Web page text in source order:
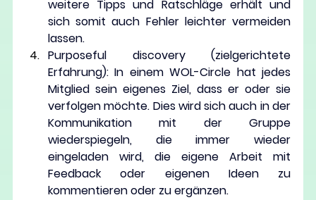
weitere Tipps und Ratschläge erhält und
sich somit auch Fehler leichter vermeiden
lassen.
Purposeful discovery (zielgerichtete
Erfahrung): In einem WOL-Circle hat jedes
Mitglied sein eigenes Ziel, dass er oder sie
verfolgen möchte. Dies wird sich auch in der
Kommunikation mit der Gruppe
wiederspiegeln, die immer wieder
eingeladen wird, die eigene Arbeit mit
Feedback oder eigenen Ideen zu
kommentieren oder zu ergänzen.